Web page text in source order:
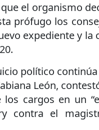
el organismo
prófugo los
expediente y
político
León,
cargos en un
contra el